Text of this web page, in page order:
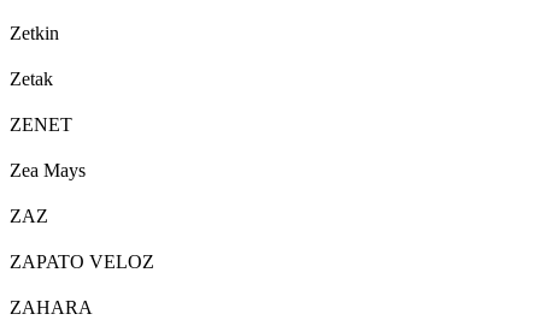
Zetkin
Zetak
ZENET
Zea Mays
ZAZ
ZAPATO VELOZ
ZAHARA